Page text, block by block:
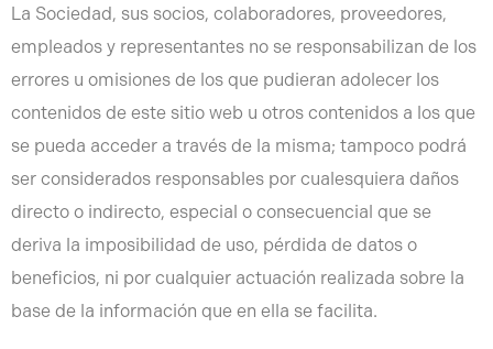
La Sociedad, sus socios, colaboradores, proveedores,
empleados y representantes no se responsabilizan de los
errores u omisiones de los que pudieran adolecer los
contenidos de este sitio web u otros contenidos a los que
se pueda acceder a través de la misma; tampoco podrá
ser considerados responsables por cualesquiera daños
directo o indirecto, especial o consecuencial que se
deriva la imposibilidad de uso, pérdida de datos o
beneficios, ni por cualquier actuación realizada sobre la
base de la información que en ella se facilita.